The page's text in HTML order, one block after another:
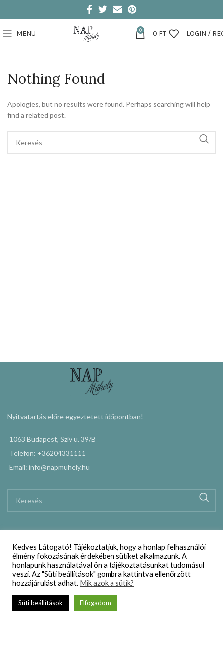
MENU 0 0 FT LOGIN /
Nothing Found
Apologies, but no results were found. Perhaps searching will help
find a related post.
Nyitvatartás előre egyeztetett időpontban!
1063 Budapest, Szív u. 39/B
Telefon: +36204331111
Email: info@napmuhely.hu
Webáruház
Kedves Látogató! Tájékoztatjuk, hogy a honlap felhasználói
élmény fokozásának érdekében sütiket alkalmazunk. A
honlapunk használatával ön a tájékoztatásunkat tudomásul
veszi. Az "Süti beállítások" gombra kattintva ellenőrzött
hozzájárulást adhat. Mik azok a sütik?
Süti beállítások Elfogadom